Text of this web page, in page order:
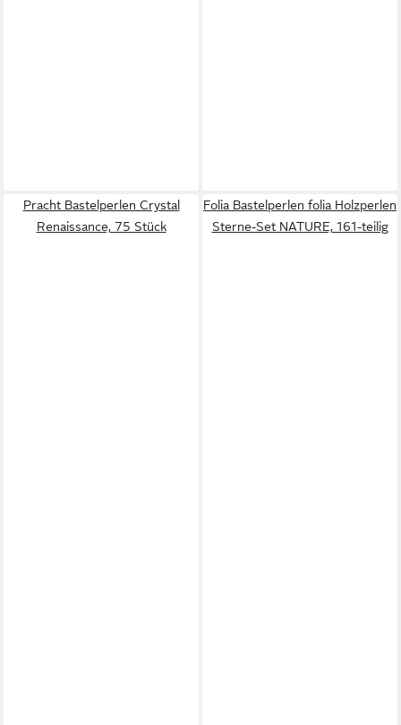
Pracht Bastelperlen Crystal
Renaissance, 75 Stück
Folia Bastelperlen folia Holzperlen
Sterne-Set NATURE, 161-teilig